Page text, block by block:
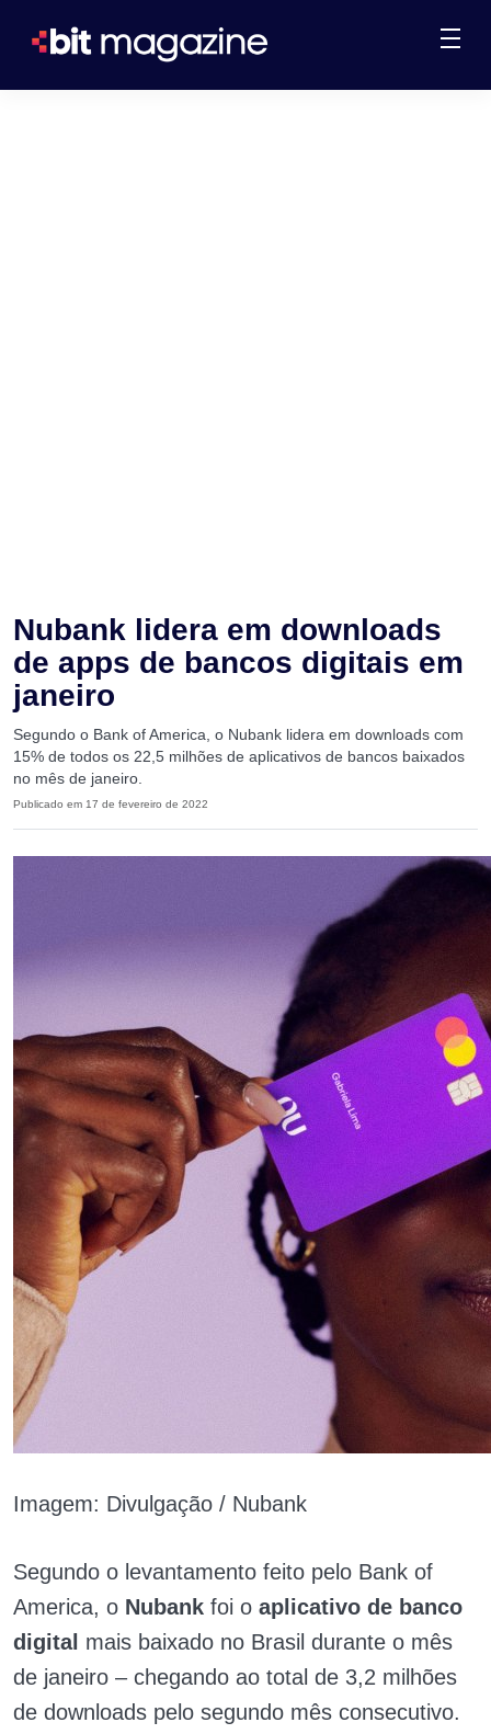
Nubank lidera em downloads
de apps de bancos digitais em
janeiro
Segundo o Bank of America, o Nubank lidera em downloads com
15% de todos os 22,5 milhões de aplicativos de bancos baixados
no mês de janeiro.
Publicado em 17 de fevereiro de 2022
Imagem: Divulgação / Nubank
Segundo o levantamento feito pelo Bank of
America, o Nubank foi o aplicativo de banco
digital mais baixado no Brasil durante o mês
de janeiro – chegando ao total de 3,2 milhões
de downloads pelo segundo mês consecutivo.